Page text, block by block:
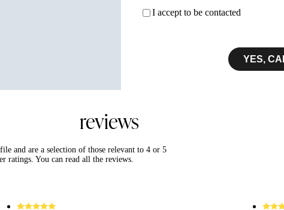
I accept to be contacted
YES,
reviews
and are a selection of those relevant to 4 or 5
ratings. You can read all the reviews.